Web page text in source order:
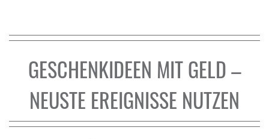
GESCHENKIDEEN MIT GELD –
NEUSTE EREIGNISSE NUTZEN